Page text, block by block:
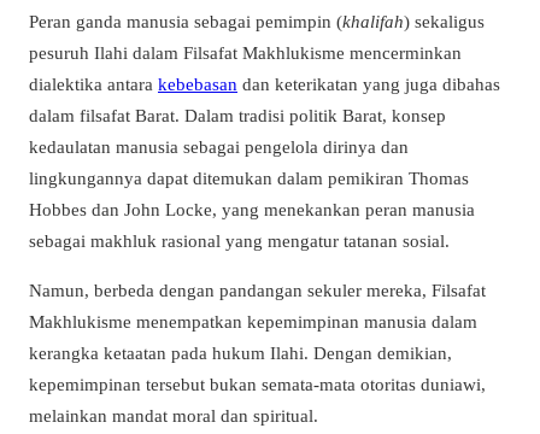
Peran ganda manusia sebagai pemimpin (khalifah) sekaligus
pesuruh Ilahi dalam Filsafat Makhlukisme mencerminkan
dialektika antara kebebasan dan keterikatan yang juga dibahas
dalam filsafat Barat. Dalam tradisi politik Barat, konsep
kedaulatan manusia sebagai pengelola dirinya dan
lingkungannya dapat ditemukan dalam pemikiran Thomas
Hobbes dan John Locke, yang menekankan peran manusia
sebagai makhluk rasional yang mengatur tatanan sosial.
Namun, berbeda dengan pandangan sekuler mereka, Filsafat
Makhlukisme menempatkan kepemimpinan manusia dalam
kerangka ketaatan pada hukum Ilahi. Dengan demikian,
kepemimpinan tersebut bukan semata-mata otoritas duniawi,
melainkan mandat moral dan spiritual.